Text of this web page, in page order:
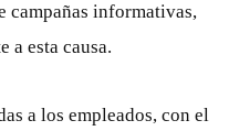
campañas informativas,
a esta causa.
a los empleados, con el